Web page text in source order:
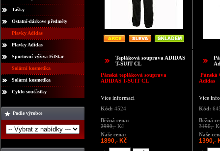
Tašky
Ostatní-dárkove předměty
Plavky Adidas
Plavky Adidas
Sportovní výživa FitStar
Solární kosmetika
Solární kosmetika
Cyklo součástky
Podle výrobce
Tepláková souprava ADIDAS
T-SUIT CL
Pánská tepláková souprava
ADIDAS T-SUIT CL
Více informací
Kód: 4524
Běžná cena:
2990,- Kč
Naše cena:
1890,- Kč
Pánská
Adidas
Více
Kód:
Běžná
3190,-
Naše
1390,-